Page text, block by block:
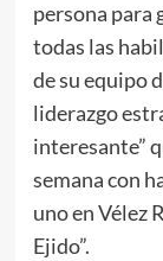
persona para
todas las
de su equipo
liderazgo
interesante”
semana con
uno en Vélez
Ejido”.